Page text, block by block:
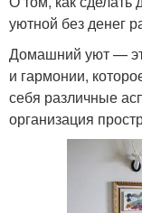
уютной без денег
Домашний уют —
и гармонии,
себя различные
организация